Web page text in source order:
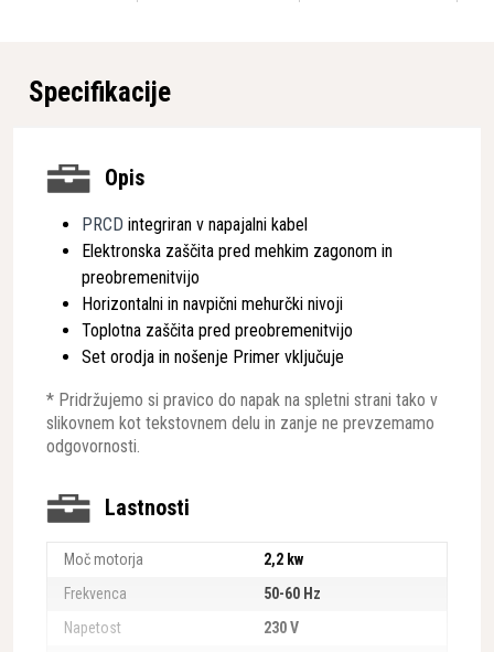
Specifikacije
Opis
PRCD integriran v napajalni kabel
Elektronska zaščita pred mehkim zagonom in
preobremenitvijo
Horizontalni in navpični mehurčki nivoji
Toplotna zaščita pred preobremenitvijo
Set orodja in nošenje Primer vključuje
* Pridržujemo si pravico do napak na spletni strani tako v
slikovnem kot tekstovnem delu in zanje ne prevzemamo
odgovornosti.
Lastnosti
Moč motorja
2,2 kw
Frekvenca
50-60 Hz
Napetost
230 V